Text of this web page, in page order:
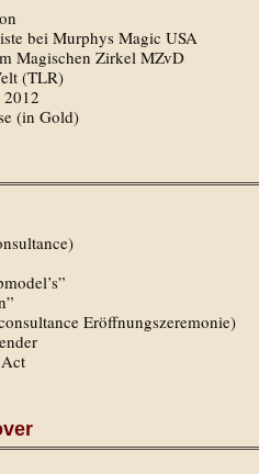
bei Murphys Magic USA
Magischen Zirkel MZvD
(TLR)
(in Gold)
Eröffnungszeremonie)